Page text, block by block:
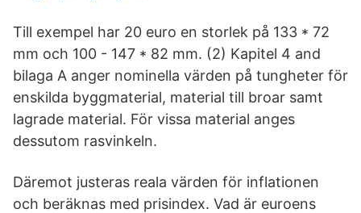
Till exempel har 20 euro en storlek på 133 * 72
mm och 100 - 147 * 82 mm. (2) Kapitel 4 and
bilaga A anger nominella värden på tungheter för
enskilda byggmaterial, material till broar samt
lagrade material. För vissa material anges
dessutom rasvinkeln.
Däremot justeras reala värden för inflationen
och beräknas med prisindex. Vad är euroens